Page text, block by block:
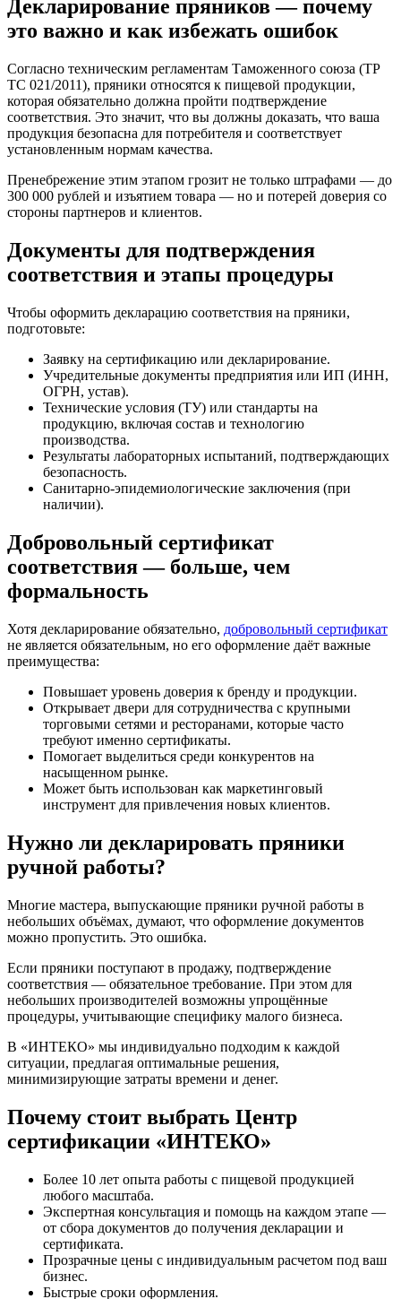
Декларирование пряников — почему
это важно и как избежать ошибок
Согласно техническим регламентам Таможенного союза (ТР
ТС 021/2011), пряники относятся к пищевой продукции,
которая обязательно должна пройти подтверждение
соответствия. Это значит, что вы должны доказать, что ваша
продукция безопасна для потребителя и соответствует
установленным нормам качества.
Пренебрежение этим этапом грозит не только штрафами — до
300 000 рублей и изъятием товара — но и потерей доверия со
стороны партнеров и клиентов.
Документы для подтверждения
соответствия и этапы процедуры
Чтобы оформить декларацию соответствия на пряники,
подготовьте:
Заявку на сертификацию или декларирование.
Учредительные документы предприятия или ИП (ИНН,
ОГРН, устав).
Технические условия (ТУ) или стандарты на
продукцию, включая состав и технологию
производства.
Результаты лабораторных испытаний, подтверждающих
безопасность.
Санитарно-эпидемиологические заключения (при
наличии).
Добровольный сертификат
соответствия — больше, чем
формальность
Хотя декларирование обязательно, добровольный сертификат
не является обязательным, но его оформление даёт важные
преимущества:
Повышает уровень доверия к бренду и продукции.
Открывает двери для сотрудничества с крупными
торговыми сетями и ресторанами, которые часто
требуют именно сертификаты.
Помогает выделиться среди конкурентов на
насыщенном рынке.
Может быть использован как маркетинговый
инструмент для привлечения новых клиентов.
Нужно ли декларировать пряники
ручной работы?
Многие мастера, выпускающие пряники ручной работы в
небольших объёмах, думают, что оформление документов
можно пропустить. Это ошибка.
Если пряники поступают в продажу, подтверждение
соответствия — обязательное требование. При этом для
небольших производителей возможны упрощённые
процедуры, учитывающие специфику малого бизнеса.
В «ИНТЕКО» мы индивидуально подходим к каждой
ситуации, предлагая оптимальные решения,
минимизирующие затраты времени и денег.
Почему стоит выбрать Центр
сертификации «ИНТЕКО»
Более 10 лет опыта работы с пищевой продукцией
любого масштаба.
Экспертная консультация и помощь на каждом этапе —
от сбора документов до получения декларации и
сертификата.
Прозрачные цены с индивидуальным расчетом под ваш
бизнес.
Быстрые сроки оформления.